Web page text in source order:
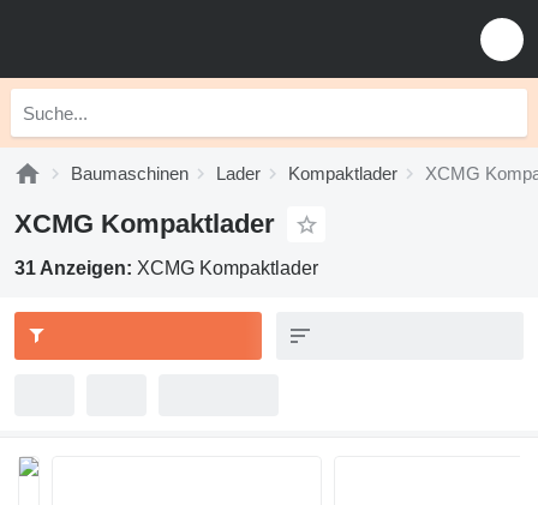
Baumaschinen Lader Kompaktlader XCMG
XCMG Kompaktlader
31 Anzeigen: XCMG Kompaktlader